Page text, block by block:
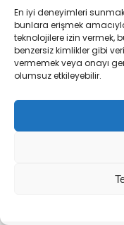
En iyi deneyimleri
bunlara erişmek
teknolojilere izin vermek,
benzersiz kimlikler gibi
vermemek veya onayı
olumsuz etkileyebilir.